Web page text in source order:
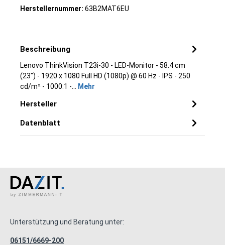
Herstellernummer: 63B2MAT6EU
Beschreibung
Lenovo ThinkVision T23i-30 - LED-Monitor - 58.4 cm
(23") - 1920 x 1080 Full HD (1080p) @ 60 Hz - IPS - 250
cd/m² - 1000:1 -… Mehr
Hersteller
Datenblatt
Unterstützung und Beratung unter:
06151/6669-200